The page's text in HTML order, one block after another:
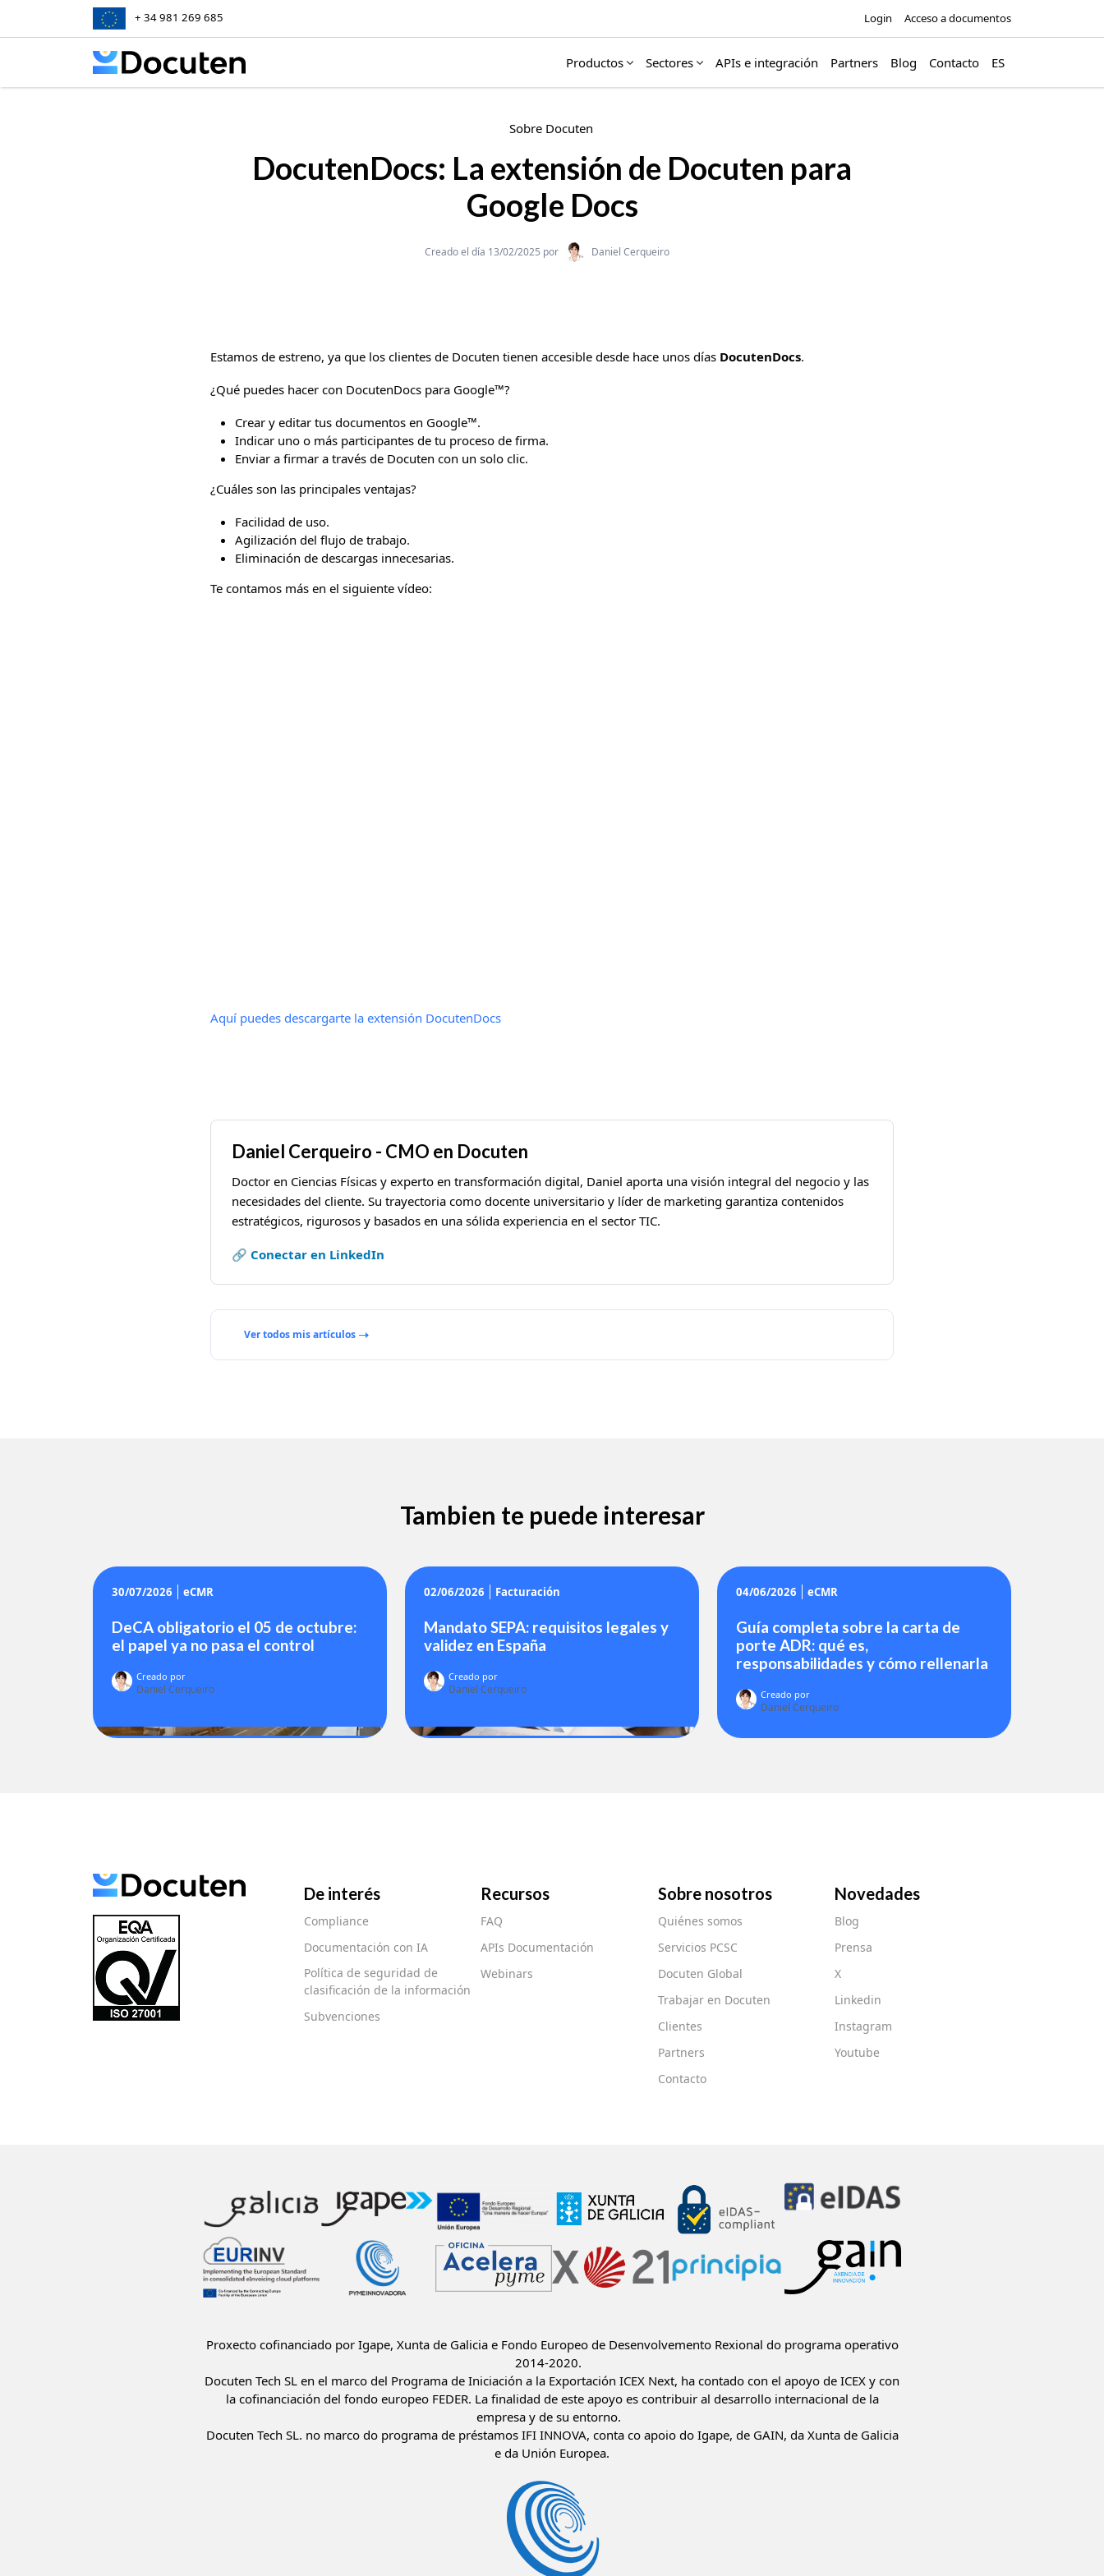
+ 34 981 269 685 Login Acceso a documentos
Skip to content
Productos Sectores APIs e integración Partners Blog Contacto ES
Sobre Docuten
DocutenDocs: La extensión de Docuten para
Google Docs
Categories
Creado el día 13/02/2025 por Daniel Cerqueiro
Estamos de estreno, ya que los clientes de Docuten tienen accesible desde hace unos días DocutenDocs.
¿Qué puedes hacer con DocutenDocs para Google™?
Crear y editar tus documentos en Google™.
Indicar uno o más participantes de tu proceso de firma.
Enviar a firmar a través de Docuten con un solo clic.
¿Cuáles son las principales ventajas?
Facilidad de uso.
Agilización del flujo de trabajo.
Eliminación de descargas innecesarias.
Te contamos más en el siguiente vídeo:
Aquí puedes descargarte la extensión DocutenDocs
Daniel Cerqueiro - CMO en Docuten
Doctor en Ciencias Físicas y experto en transformación digital, Daniel aporta una visión integral del negocio y las
necesidades del cliente. Su trayectoria como docente universitario y líder de marketing garantiza contenidos
estratégicos, rigurosos y basados en una sólida experiencia en el sector TIC.
🔗 Conectar en LinkedIn
Ver todos mis artículos
Tambien te puede interesar
30/07/2026 eCMR
DeCA obligatorio el 05 de octubre:
el papel ya no pasa el control
Creado por
Daniel Cerqueiro
02/06/2026 Facturación
Mandato SEPA: requisitos legales y
validez en España
Creado por
Daniel Cerqueiro
04/06/2026 eCMR
Guía completa sobre la carta de
porte ADR: qué es,
responsabilidades y cómo rellenarla
Creado por
Daniel Cerqueiro
De interés
Compliance
Documentación con IA
Política de seguridad de
clasificación de la información
Subvenciones
Recursos
FAQ
APIs Documentación
Webinars
Sobre nosotros
Quiénes somos
Servicios PCSC
Docuten Global
Trabajar en Docuten
Clientes
Partners
Contacto
Novedades
Blog
Prensa
X
Linkedin
Instagram
Youtube
Proxecto cofinanciado por Igape, Xunta de Galicia e Fondo Europeo de Desenvolvemento Rexional do programa operativo
2014-2020.
Docuten Tech SL en el marco del Programa de Iniciación a la Exportación ICEX Next, ha contado con el apoyo de ICEX y con
la cofinanciación del fondo europeo FEDER. La finalidad de este apoyo es contribuir al desarrollo internacional de la
empresa y de su entorno.
Docuten Tech SL. no marco do programa de préstamos IFI INNOVA, conta co apoio do Igape, de GAIN, da Xunta de Galicia
e da Unión Europea.